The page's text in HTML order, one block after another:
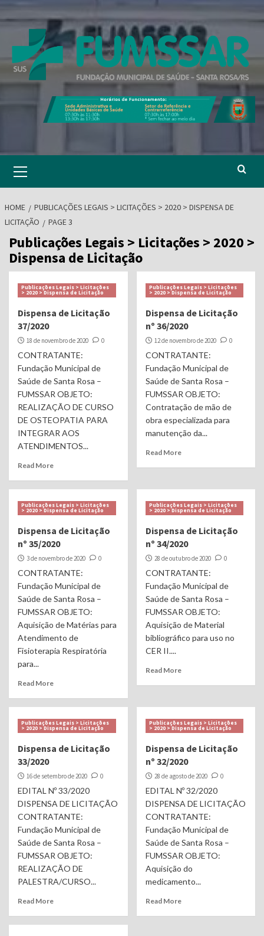
to
Menu
HOME
PUBLICAÇÕES LEGAIS > LICITAÇÕES > 2020 > DISPENSA DE
LICITAÇÃO
PAGE 3
Publicações Legais > Licitações > 2020 >
Dispensa de Licitação
Publicações Legais > Licitações
> 2020 > Dispensa de Licitação
Dispensa de Licitação
37/2020
18 de novembro de 2020 0
CONTRATANTE:
Fundação Municipal de
Saúde de Santa Rosa –
FUMSSAR OBJETO:
REALIZAÇÃO DE CURSO
DE OSTEOPATIA PARA
INTEGRAR AOS
ATENDIMENTOS...
Read More
Publicações Legais > Licitações
> 2020 > Dispensa de Licitação
Dispensa de Licitação
nº 36/2020
12 de novembro de 2020 0
CONTRATANTE:
Fundação Municipal de
Saúde de Santa Rosa –
FUMSSAR OBJETO:
Contratação de mão de
obra especializada para
manutenção da...
Read More
Publicações Legais > Licitações
> 2020 > Dispensa de Licitação
Dispensa de Licitação
nº 35/2020
3 de novembro de 2020 0
CONTRATANTE:
Fundação Municipal de
Saúde de Santa Rosa –
FUMSSAR OBJETO:
Aquisição de Matérias para
Atendimento de
Fisioterapia Respiratória
para...
Read More
Publicações Legais > Licitações
> 2020 > Dispensa de Licitação
Dispensa de Licitação
nº 34/2020
28 de outubro de 2020 0
CONTRATANTE:
Fundação Municipal de
Saúde de Santa Rosa –
FUMSSAR OBJETO:
Aquisição de Material
bibliográfico para uso no
CER II....
Read More
Publicações Legais > Licitações
> 2020 > Dispensa de Licitação
Dispensa de Licitação
33/2020
16 de setembro de 2020 0
EDITAL Nº 33/2020
DISPENSA DE LICITAÇÃO
CONTRATANTE:
Fundação Municipal de
Saúde de Santa Rosa –
FUMSSAR OBJETO:
REALIZAÇÃO DE
PALESTRA/CURSO...
Read More
Publicações Legais > Licitações
> 2020 > Dispensa de Licitação
Dispensa de Licitação
nº 32/2020
28 de agosto de 2020 0
EDITAL Nº 32/2020
DISPENSA DE LICITAÇÃO
CONTRATANTE:
Fundação Municipal de
Saúde de Santa Rosa –
FUMSSAR OBJETO:
Aquisição do
medicamento...
Read More